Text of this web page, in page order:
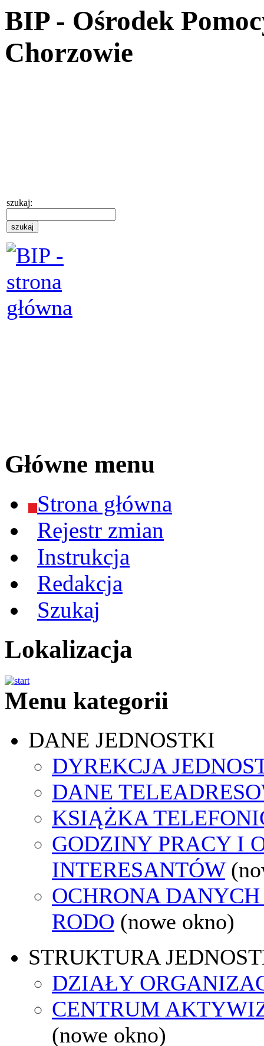
BIP - Ośrodek
Chorzowie
szukaj:
Główne menu
Strona główna
Rejestr zmian
Instrukcja
Redakcja
Szukaj
Lokalizacja
Menu kategorii
DANE JEDNOSTKI
DYREKCJA
DANE
KSIĄŻKA
GODZINY PRACY I
INTERESANTÓW
OCHRONA
RODO (nowe okno)
STRUKTURA
DZIAŁY
CENTRUM
(nowe okno)